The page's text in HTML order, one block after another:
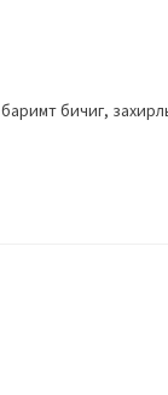
баримт бичиг,